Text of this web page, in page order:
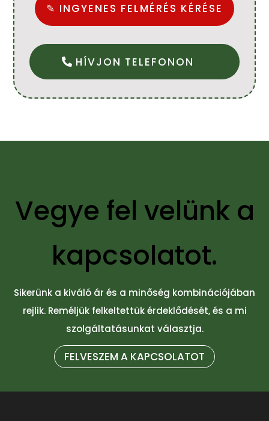
✎ INGYENES FELMÉRÉS KÉRÉSE
HÍVJON TELEFONON
Vegye fel velünk a
kapcsolatot.
Sikerünk a kiváló ár és a minőség kombinációjában
rejlik. Reméljük felkeltettük érdeklődését, és a mi
szolgáltatásunkat választja.
FELVESZEM A KAPCSOLATOT